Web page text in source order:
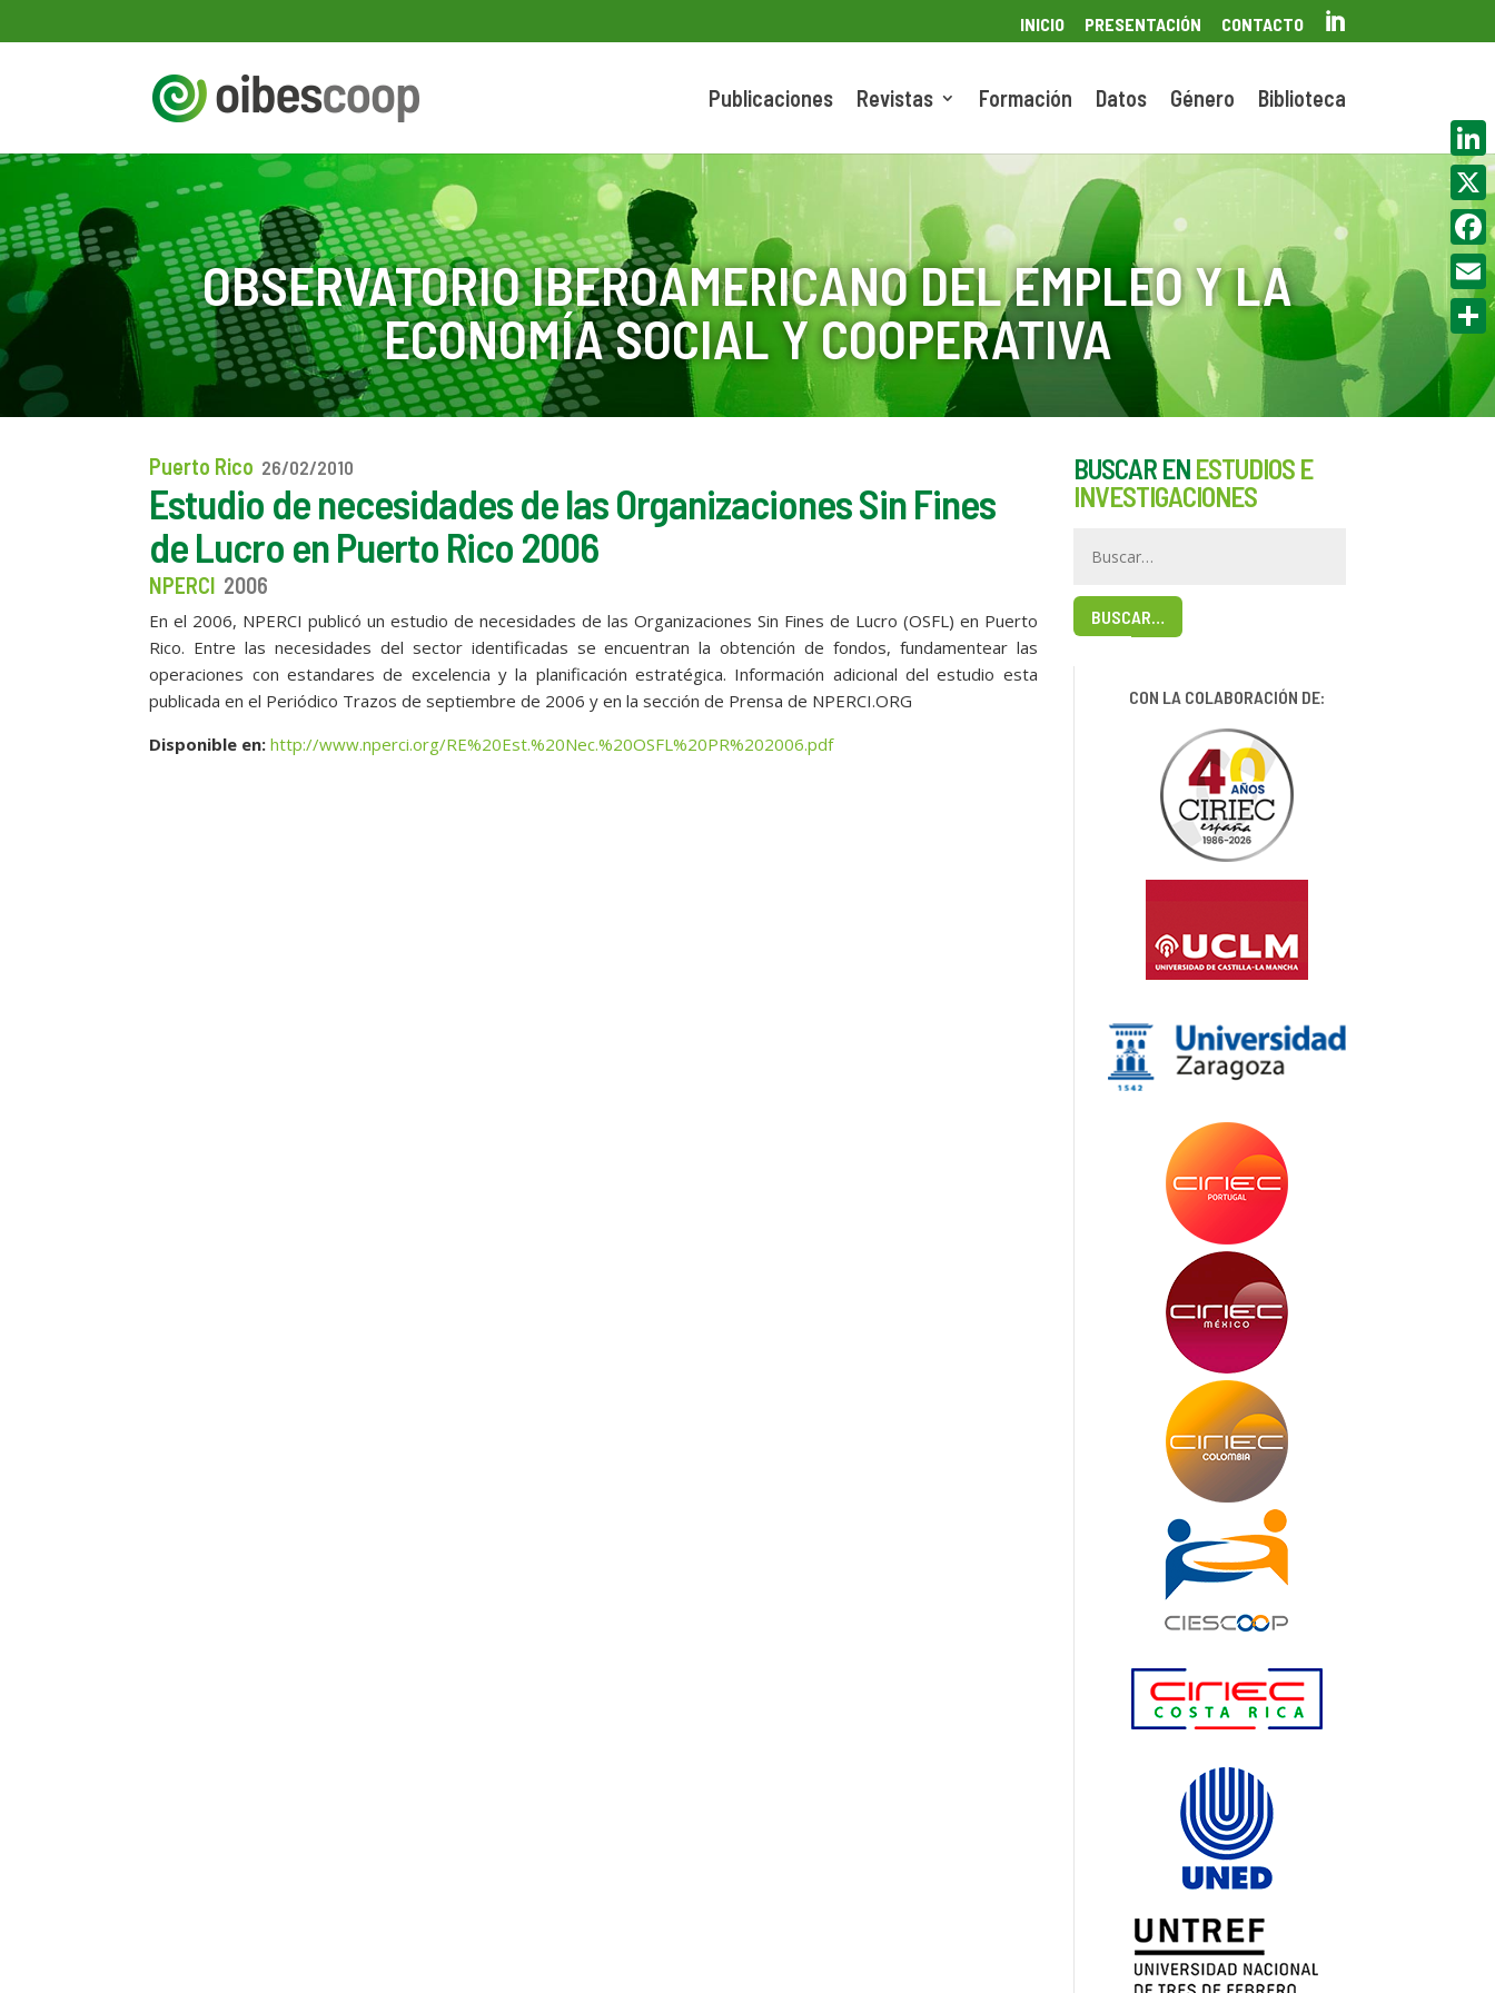
INICIO PRESENTACIÓN CONTACTO 
Publicaciones Revistas Formación Datos Género Biblioteca
OBSERVATORIO IBEROAMERICANO DEL EMPLEO Y LA
ECONOMÍA SOCIAL Y COOPERATIVA
Puerto Rico 26/02/2010
Estudio de necesidades de las Organizaciones Sin Fines
de Lucro en Puerto Rico 2006
NPERCI 2006
En el 2006, NPERCI publicó un estudio de necesidades de las Organizaciones Sin Fines de Lucro (OSFL) en Puerto
Rico. Entre las necesidades del sector identificadas se encuentran la obtención de fondos, fundamentear las
operaciones con estandares de excelencia y la planificación estratégica. Información adicional del estudio esta
publicada en el Periódico Trazos de septiembre de 2006 y en la sección de Prensa de NPERCI.ORG
Disponible en:http://www.nperci.org/RE%20Est.%20Nec.%20OSFL%20PR%202006.pdf
BUSCAR EN ESTUDIOS E
INVESTIGACIONES
BUSCAR…
CON LA COLABORACIÓN DE:
X
Email